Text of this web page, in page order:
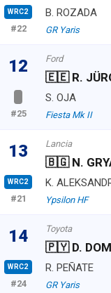
WRC2
#22
B. ROZADA
GR Yaris
12
#25
Ford
🇪🇪 R.
S. OJA
Fiesta Mk II
13
WRC2
#21
Lancia
🇧🇬 N.
K.
Ypsilon HF
14
WRC2
#24
Toyota
🇵🇾 D.
R. PEÑATE
GR Yaris